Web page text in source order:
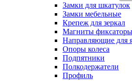
Замки для шкатулок
Замки мебельные
Крепеж для зеркал
Магниты фиксаторы
Направляющие для
Опоры колеса
Подпятники
Полкодержатели
Профиль